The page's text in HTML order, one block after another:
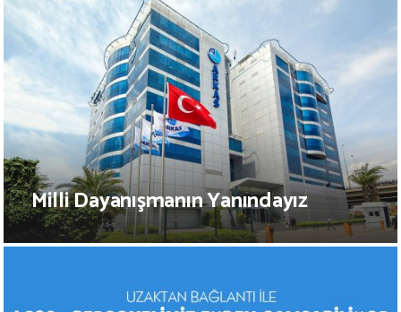
Milli Dayanışmanın Yanındayız